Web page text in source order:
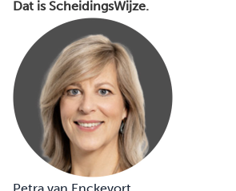
Dat is ScheidingsWijze.